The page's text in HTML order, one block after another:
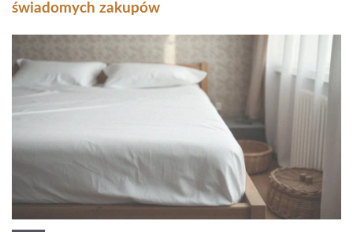
świadomych zakupów